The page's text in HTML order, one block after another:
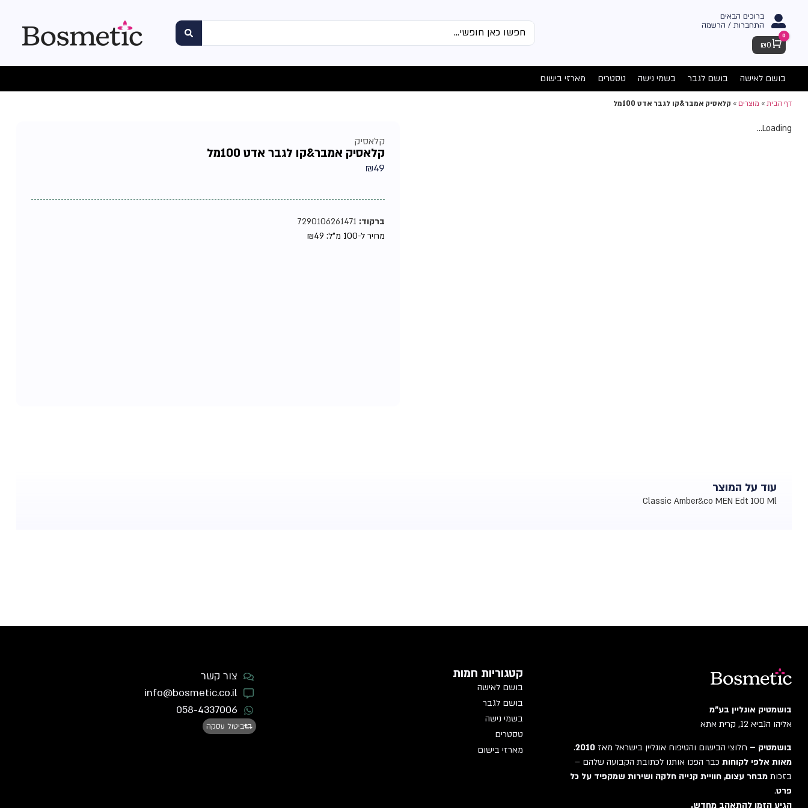
ברוכים הבאים
התחברות / הרשמה
Cart
0
₪0
בושם לאישה בושם לגבר בשמי נישה טסטרים מארזי בישום
דף הבית» מוצרים» קלאסיק אמבר&קו לגבר אדט 100מל
Loading...
קלאסיק
קלאסיק אמבר&קו לגבר אדט 100מל
₪49
ברקוד:
מחיר ל-100 מ"ל:
₪49
עוד על המוצר
Classic Amber&co MEN Edt 100 Ml
בושמטיק אונליין בע"מ
אליהו הנביא 12, קרית אתא
בושמטיק – חלוצי הבישום והטיפוח אונליין בישראל מאז 2010
.
מאות אלפי לקוחות כבר הפכו אותנו לכתובת הקבועה שלהם –
בזכות מבחר עצום, חוויית קנייה חלקה ושירות שמקפיד על כל
פרט.
הגיע הזמן להתאהב מחדש.
קטגוריות חמות
בושם לאישה
בושם לגבר
בשמי נישה
טסטרים
מארזי בישום
צור קשר
info@bosmetic.co.il
058-4337006
ביטול עסקה